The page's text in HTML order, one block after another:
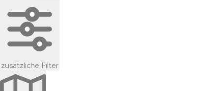
zusätzliche Filter